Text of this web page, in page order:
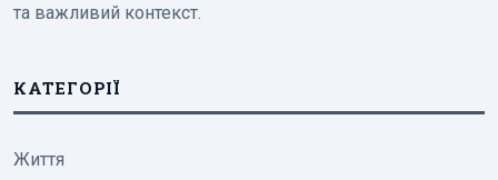
та важливий контекст.
КАТЕГОРІЇ
Життя